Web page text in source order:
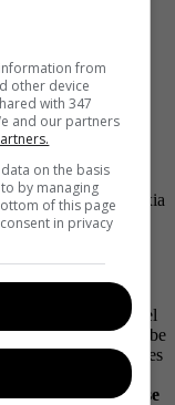
Newton
consumió un
cuando la
días y luego se
en esta galaxia
y consumirá a los
De, autor del
del MIT. Cabe
por investigadores
mucho tiempo
y lo que esto se
from
other device
with 347
and our partners
on the basis
by managing
of this page
in privacy